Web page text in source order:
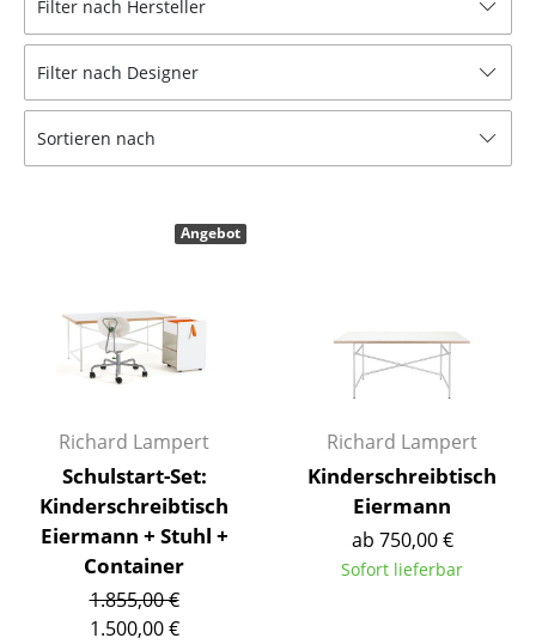
Hocker
Bänke & Liegen
Sitzsäcke
Bürodrehstühle
Konferenzstühle
Einzelteile
... alle Sitzmöbel
Tische
Esstische
Filter nach Hersteller
Filter nach Designer
Sortieren nach
Richard Lampert
Schulstart-Set:
Kinderschreibtisch
Eiermann + Stuhl +
Container
1.855,00 €
1.500,00 €
Angebot
Richard Lampert
Kinderschreibtisch
Eiermann
ab 750,00 €
Sofort lieferbar